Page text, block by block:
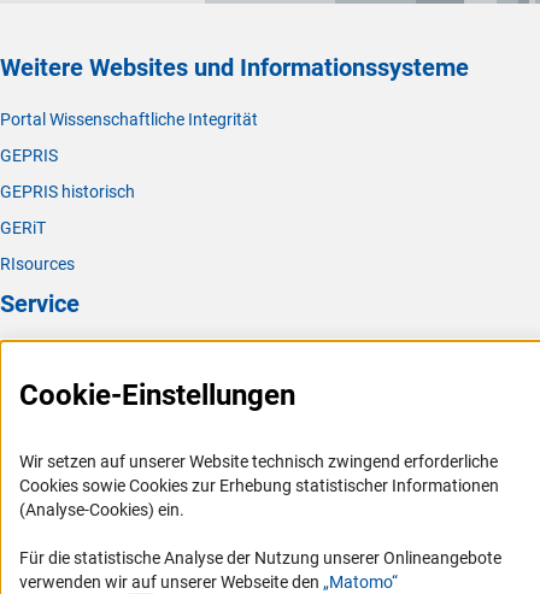
Weitere Websites und Informationssysteme
Portal Wissenschaftliche Integrität
GEPRIS
GEPRIS historisch
GERiT
RIsources
Service
FAQ
Logo und Corporate Design
RSS-Feeds
Vergabeverfahren
Cookie-Einstellungen
Wir setzen auf unserer Website technisch zwingend erforderliche
Cookies sowie Cookies zur Erhebung statistischer Informationen
(Analyse-Cookies) ein.
Für die statistische Analyse der Nutzung unserer Onlineangebote
verwenden wir auf unserer Webseite den „Matomo“